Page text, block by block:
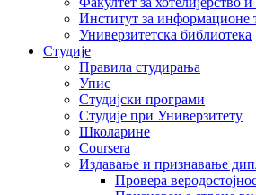
Институт за информационе
Универзитетска библиотека
Студије
Правила студирања
Упис
Студијски програми
Студије при Универзитету
Школарине
Coursera
Издавање и признавање
Провера